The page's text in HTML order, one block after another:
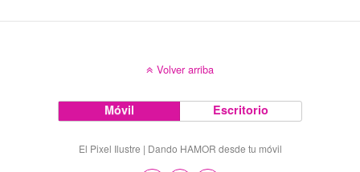
Volver arriba
Móvil Escritorio
El Pixel Ilustre | Dando HAMOR desde tu móvil